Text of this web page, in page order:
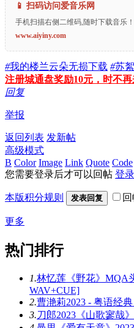
📱 扫码访问爱音乐网
手机扫描右侧二维码,随时下载音乐！
www.aiyiny.com
#我的楼兰云朵无损下载 #苏
注册城通盘奖励10元，时不再
回复
举报
返回列表 发新帖
高级模式
B Color Image Link Quote Code
您需要登录后才可以回帖 登录
本版积分规则 发表回复
更多
热门排行
1.林忆莲《野花》MQA
WAV+CUE]
2.曹滟莉2023 - 粤语经
3.刀郎2023《山歌寥哉